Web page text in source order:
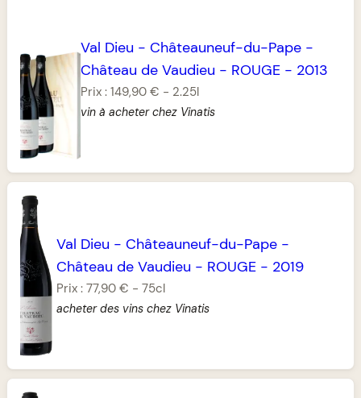
Val Dieu - Châteauneuf-du-Pape -
Château de Vaudieu - ROUGE - 2013
Prix :149,90 € - 2.25l
vin à acheter chez Vinatis
Val Dieu - Châteauneuf-du-Pape-
Château de Vaudieu - ROUGE- 2019
Prix : 77,90 € - 75cl
acheter des vins chez Vinatis